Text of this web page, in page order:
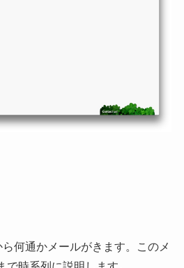
何通かメールがきます。このメ